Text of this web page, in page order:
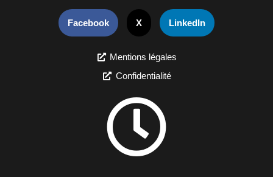
Facebook X LinkedIn
Mentions légales
Confidentialité